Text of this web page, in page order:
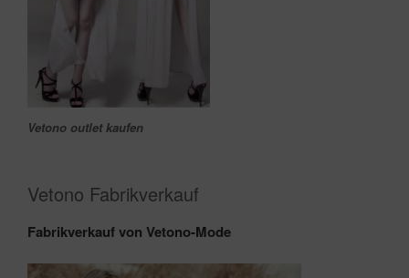
Vetono outlet kaufen
Vetono Fabrikverkauf
Fabrikverkauf von Vetono-Mode